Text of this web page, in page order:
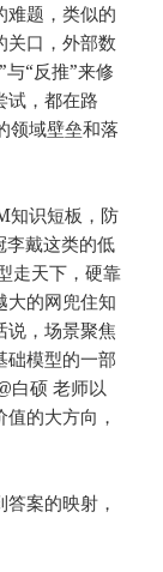
难题，类似的
关口，外部数
“反推”来修
试，都在路
领域壁垒和落
知识短板，防
李戴这类的低
走天下，硬靠
大的网兜住知
说，场景聚焦
础模型的一部
白硕 老师以
的大方向，
案的映射，